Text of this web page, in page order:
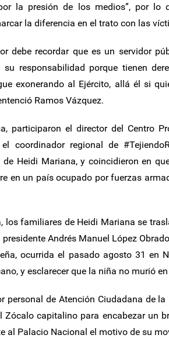
la presión de los medios”, por lo
la diferencia en el trato con las
debe recordar que es un servidor
responsabilidad porque tienen
exonerando al Ejército, allá él si
Ramos Vázquez.
participaron el director del Centro
coordinador regional de
Heidi Mariana, y coincidieron en
en un país ocupado por fuerzas
los familiares de Heidi Mariana se
Andrés Manuel López
ocurrida el pasado agosto 31 en
y esclarecer que la niña no murió
personal de Atención Ciudadana de
Zócalo capitalino para encabezar un
al Palacio Nacional el motivo de su